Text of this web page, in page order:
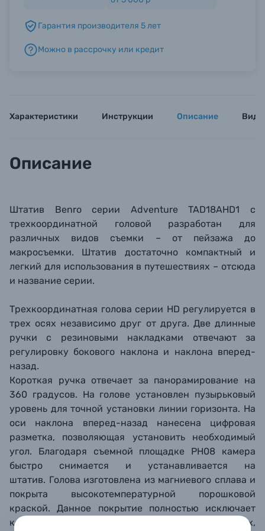
Б/У фототехника (Комиссионные товары)
Гарантия производителя 5 лет
Можно в рассрочку или кредит
Характеристики Инструкции Описание
Описание
Штатив Benro серии Adventure TAD18AHD1 с
трехкоординатной головой разработан для
различных видов съемки – от пейзажа до
макросъемки. Штатив достаточно компактный и
легкий для использования в путешествиях – отсюда
и название серии.
Трехкоординатная голова серии HD регулируется в
трех осях независимо друг от друга. Две длинные
ручки с резиновыми накладками отвечают за
регулировку бокового наклона и наклона вперед-
назад.
Короткая ручка отвечает за панорамирование на
360 градусов. На голове установлен пузырьковый
уровень для точной установки линии горизонта. На
оси наклона вперед-назад нанесена цифровая
разметка, позволяющая установить необходимый
угол. Благодаря съемной площадке PH08 камера
быстро снимается и устанавливается на
штатив. Голова изготовлена из магниевого сплава и
покрыта высокотемпературной порошковой
краской. Данное покрытие полностью исключает
коррозию метала при любых погодных условиях,